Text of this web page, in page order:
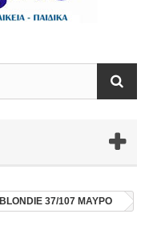
BLONDIE 37/107 ΜΑΥΡΟ